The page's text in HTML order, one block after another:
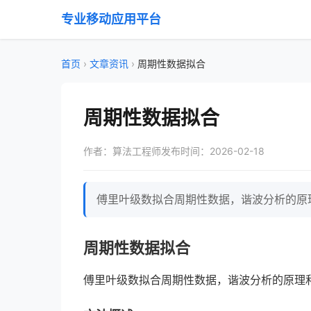
专业移动应用平台
首页 › 文章资讯 › 周期性数据拟合
周期性数据拟合
作者：算法工程师发布时间：2026-02-18
傅里叶级数拟合周期性数据，谐波分析的原
周期性数据拟合
傅里叶级数拟合周期性数据，谐波分析的原理